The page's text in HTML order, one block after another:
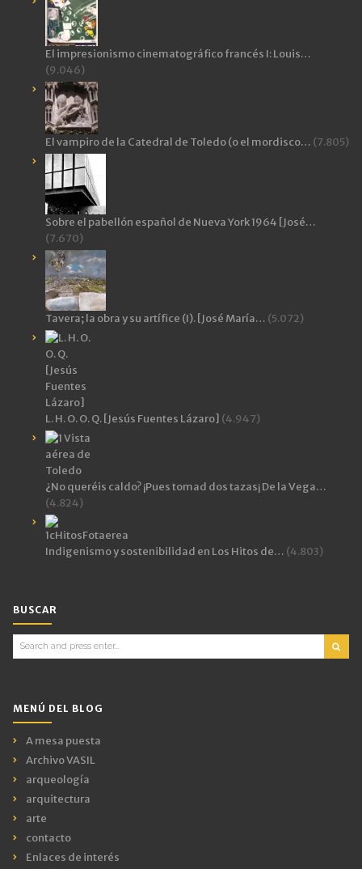
El impresionismo cinematográfico francés I: Louis…
(9.046)
El vampiro de la Catedral de Toledo (o el mordisco… (7.805)
Sobre el pabellón español de Nueva York 1964 [José…
(7.670)
Tavera; la obra y su artífice (I). [José María… (5.072)
L. H. O. O. Q. [Jesús Fuentes Lázaro] (4.947)
¿No queréis caldo? ¡Pues tomad dos tazas¡ De la Vega…
(4.824)
Indigenismo y sostenibilidad en Los Hitos de… (4.803)
BUSCAR
Search
for:
MENÚ DEL BLOG
A mesa puesta
Archivo VASIL
arqueología
arquitectura
arte
contacto
Enlaces de interés